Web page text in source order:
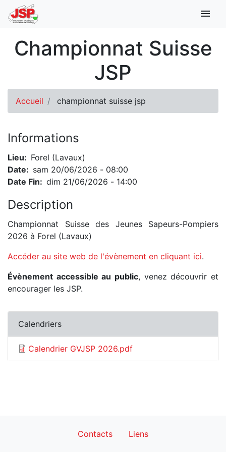
Main
navigation
menu
Championnat Suisse
JSP
Accueil championnat suisse jsp
Informations
Lieu
Forel (Lavaux)
Date
sam 20/06/2026 - 08:00
Date Fin
dim 21/06/2026 - 14:00
Description
Championnat Suisse des Jeunes Sapeurs-Pompiers
2026 à Forel (Lavaux)
Accéder au site web de l'évènement en cliquant ici.
Évènement accessible au public, venez découvrir et
encourager les JSP.
Calendriers
Calendrier GVJSP 2026.pdf
Contacts Liens